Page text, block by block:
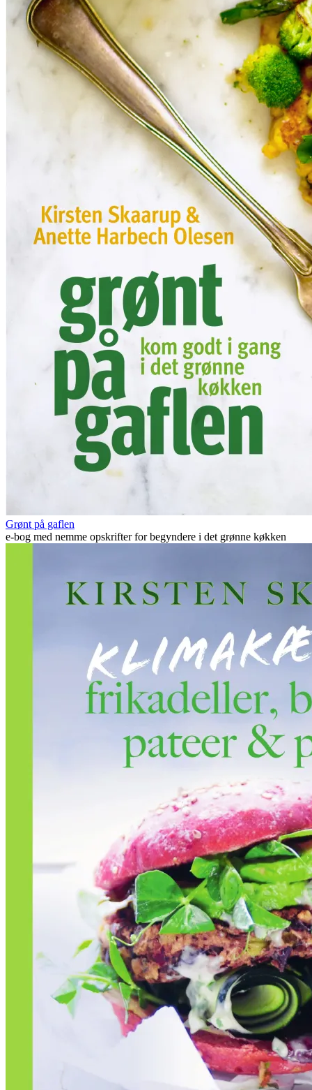
Grønt på gaflen
e-bog med nemme opskrifter for begyndere i det grønne køkken